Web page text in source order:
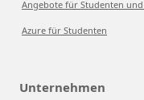
Angebote für Studenten
Azure für Studenten
Unternehmen